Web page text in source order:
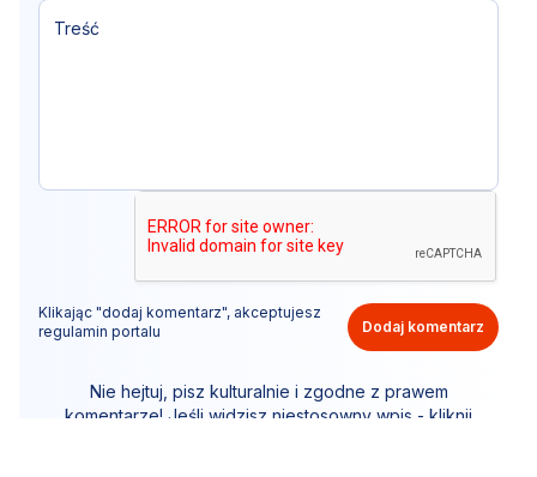
Klikając "dodaj komentarz", akceptujesz
regulamin portalu
Dodaj komentarz
Nie hejtuj, pisz kulturalnie i zgodne z prawem
komentarze! Jeśli widzisz niestosowny wpis - kliknij